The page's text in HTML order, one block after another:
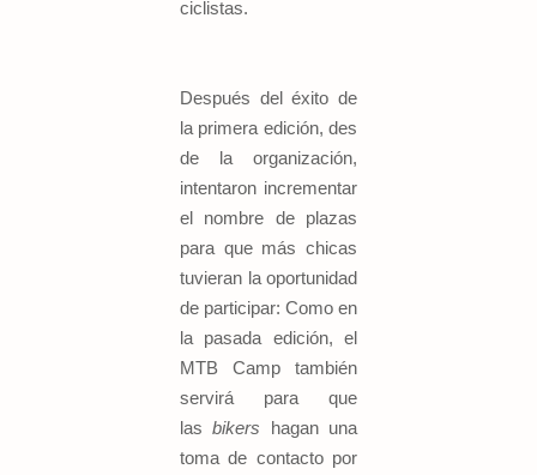
ciclistas.
Después del éxito de
la primera edición, des
de la organización,
intentaron incrementar
el nombre de plazas
para que más chicas
tuvieran la oportunidad
de participar: Como en
la pasada edición, el
MTB Camp también
servirá para que
lasbikers hagan una
toma de contacto por